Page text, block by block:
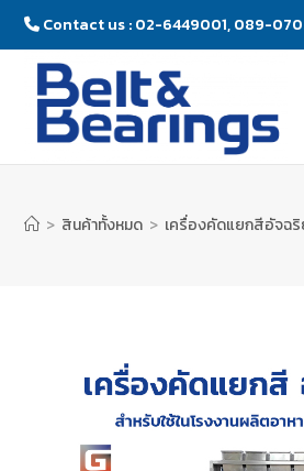
Contact us : 02-6449001, 089-
> สินค้าทั้งหมด > เครื่องคัดแยกสีอัจฉริย